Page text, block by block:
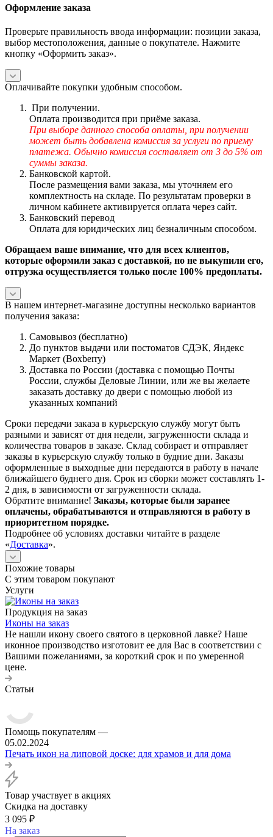
Оформление заказа
Проверьте правильность ввода информации: позиции заказа,
выбор местоположения, данные о покупателе. Нажмите
кнопку «Оформить заказ».
Оплачивайте покупки удобным способом.
При получении.
Оплата производится при приёме заказа.
При выборе данного способа оплаты, при получении
может быть добавлена комиссия за услуги по приему
платежа. Обычно комиссия составляет от 3 до 5% от
суммы заказа.
Банковской картой.
После размещения вами заказа, мы уточняем его
комплектность на складе. По результатам проверки в
личном кабинете активируется оплата через сайт.
Банковский перевод
Оплата для юридических лиц безналичным способом.
Обращаем ваше внимание, что для всех клиентов,
которые оформили заказ с доставкой, но не выкупили его,
отгрузка осуществляется только после 100% предоплаты.
В нашем интернет-магазине доступны несколько вариантов
получения заказа:
Самовывоз (бесплатно)
До пунктов выдачи или постоматов СДЭК, Яндекс
Маркет (Boxberry)
Доставка по России (доставка с помощью Почты
России, службы Деловые Линии, или же вы желаете
заказать доставку до двери с помощью любой из
указанных компаний
Сроки передачи заказа в курьерскую службу могут быть
разными и зависят от дня недели, загруженности склада и
количества товаров в заказе. Склад собирает и отправляет
заказы в курьерскую службу только в будние дни. Заказы
оформленные в выходные дни передаются в работу в начале
ближайшего буднего дня. Срок из сборки может составлять 1-
2 дня, в зависимости от загруженности склада.
Обратите внимание! Заказы, которые были заранее
оплачены, обрабатываются и отправляются в работу в
приоритетном порядке.
Подробнее об условиях доставки читайте в разделе
«Доставка».
Похожие товары
С этим товаром покупают
Услуги
Продукция на заказ
Иконы на заказ
Не нашли икону своего святого в церковной лавке? Наше
иконное производство изготовит ее для Вас в соответствии с
Вашими пожеланиями, за короткий срок и по умеренной
цене.
Статьи
Помощь покупателям —
05.02.2024
Печать икон на липовой доске: для храмов и для дома
Товар участвует в акциях
Скидка на доставку
3 095 ₽
На заказ